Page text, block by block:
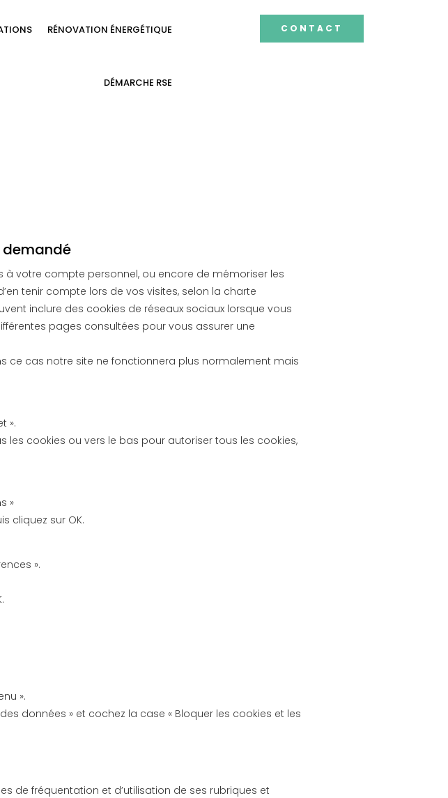
RÉNOVATION ÉNERGÉTIQUE
DÉMARCHE RSE
CONTACT
demandé
à votre compte personnel, ou encore de mémoriser les
tenir compte lors de vos visites, selon la charte
inclure des cookies de réseaux sociaux lorsque vous
pages consultées pour vous assurer une
ce cas notre site ne fonctionnera plus normalement mais
».
les cookies ou vers le bas pour autoriser tous les cookies,
»
cliquez sur OK.
».
».
données » et cochez la case « Bloquer les cookies et les
de fréquentation et d’utilisation de ses rubriques et